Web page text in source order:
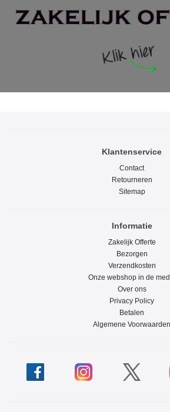
Klantenservice
Contact
Retourneren
Sitemap
Informatie
Zakelijk Offerte
Bezorgen
Verzendkosten
Onze webshop in de
Over ons
Privacy Policy
Betalen
Algemene Voorwaarden